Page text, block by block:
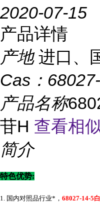
2020-07-15
产品详情
产地 进口、
Cas：
产品名称
苷H 查看相
简介
特色优势:
1. 国内对照品行业*， 68027-14-5